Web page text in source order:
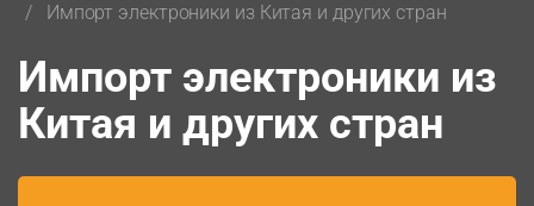
Импорт электроники из Китая и других стран
Импорт электроники из
Китая и других стран